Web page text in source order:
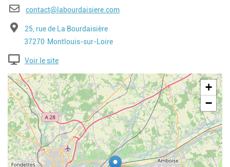
E-mailcontact@labourdaisiere.com
Adresse25, rue de La Bourdaisière
Code postal
37270 Ville
Montlouis-sur-Loire
Voir le site
Geolocalisation
+
−